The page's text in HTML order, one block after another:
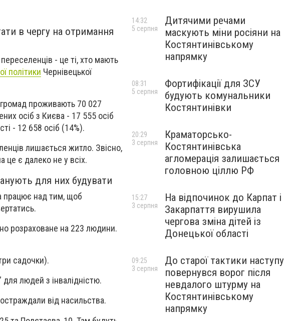
в чергу на отримання
- це ті, хто мають
політики Чернівецької
проживають 70 027
осіб з Києва - 17 555 осіб
- 12 658 осіб (14%).
лишається житло. Звісно,
це є далеко не у всіх.
для них будувати
працює над тим, щоб
розраховане на 223 людини.
садочки).
людей з інвалідністю.
від насильства.
Дитячими речами
маскують міни росіяни на
Костянтинівському
напрямку
14:32
5 серпня
Фортифікації для ЗСУ
будують комунальники
Костянтинівки
08:31
5 серпня
Краматорсько-
Костянтинівська
агломерація залишається
головною ціллю РФ
20:29
3 серпня
На відпочинок до Карпат і
Закарпаття вирушила
чергова зміна дітей із
Донецької області
15:27
3 серпня
До старої тактики наступу
повернувся ворог після
невдалого штурму на
Костянтинівському
напрямку
09:25
3 серпня